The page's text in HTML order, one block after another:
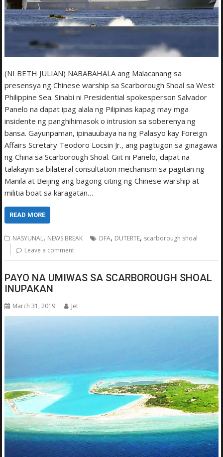
(NI BETH JULIAN) NABABAHALA ang Malacanang sa
presensya ng Chinese warship sa Scarborough Shoal sa West
Philippine Sea. Sinabi ni Presidential spokesperson Salvador
Panelo na dapat ipag alala ng Pilipinas kapag may mga
insidente ng panghihimasok o intrusion sa soberenya ng
bansa. Gayunpaman, ipinauubaya na ng Palasyo kay Foreign
Affairs Scretary Teodoro Locsin Jr., ang pagtugon sa ginagawa
ng China sa Scarborough Shoal. Giit ni Panelo, dapat na
talakayin sa bilateral consultation mechanism sa pagitan ng
Manila at Beijing ang bagong citing ng Chinese warship at
militia boat sa karagatan…
READ MORE
NASYUNAL, NEWS BREAK DFA, DUTERTE, scarborough shoal
Leave a comment
PAYO NA UMIWAS SA SCARBOROUGH SHOAL
INUPAKAN
March 31, 2019 Jet